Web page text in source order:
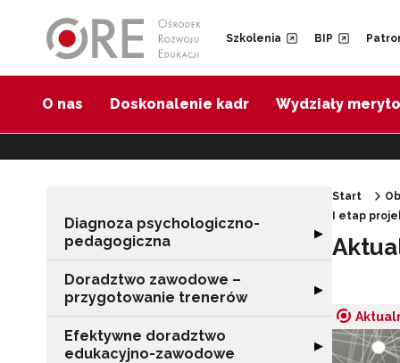
Szkolenia BIP
O nas Doskonalenie kadr Wydziały
Diagnoza psychologiczno-
pedagogiczna
Rozwiń sekcję
▶
Doradztwo zawodowe –
przygotowanie trenerów
Rozwiń sekcję
▶
Efektywne doradztwo
edukacyjno-zawodowe
Rozwiń sekcję
▶
Start
I etap